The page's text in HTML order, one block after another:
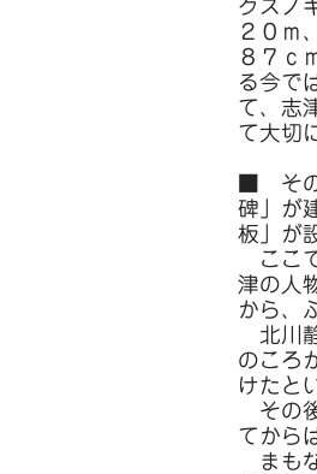
クスノ
２０ｍ
８７ｃ
る今で
て、志
て大切
■ その
碑」が
板」が
ここ
津の人
から、
北川
のころ
けたと
その
てから
まも